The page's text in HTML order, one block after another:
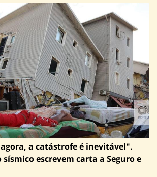
a catástrofe é inevitável".
escrevem carta a Seguro e